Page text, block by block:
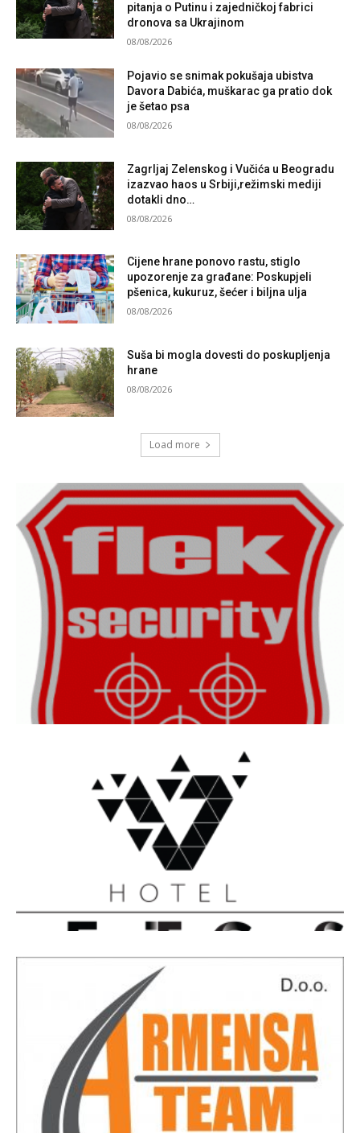
pitanja o Putinu i zajedničkoj fabrici
dronova sa Ukrajinom
08/08/2026
Pojavio se snimak pokušaja ubistva
Davora Dabića, muškarac ga pratio dok
je šetao psa
08/08/2026
Zagrljaj Zelenskog i Vučića u Beogradu
izazvao haos u Srbiji,režimski mediji
dotakli dno…
08/08/2026
Cijene hrane ponovo rastu, stiglo
upozorenje za građane: Poskupjeli
pšenica, kukuruz, šećer i biljna ulja
08/08/2026
Suša bi mogla dovesti do poskupljenja
hrane
08/08/2026
Load more